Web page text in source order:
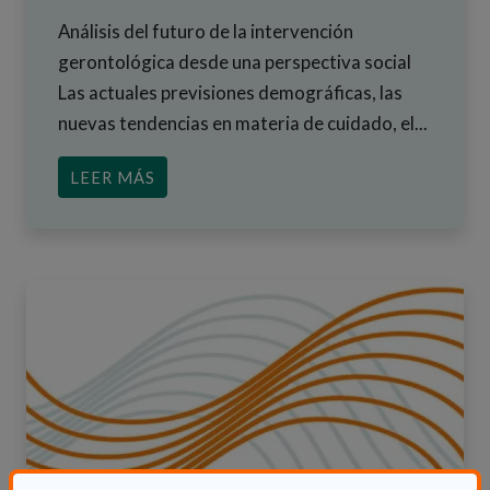
Análisis del futuro de la intervención
gerontológica desde una perspectiva social
Las actuales previsiones demográficas, las
nuevas tendencias en materia de cuidado, el...
LEER MÁS